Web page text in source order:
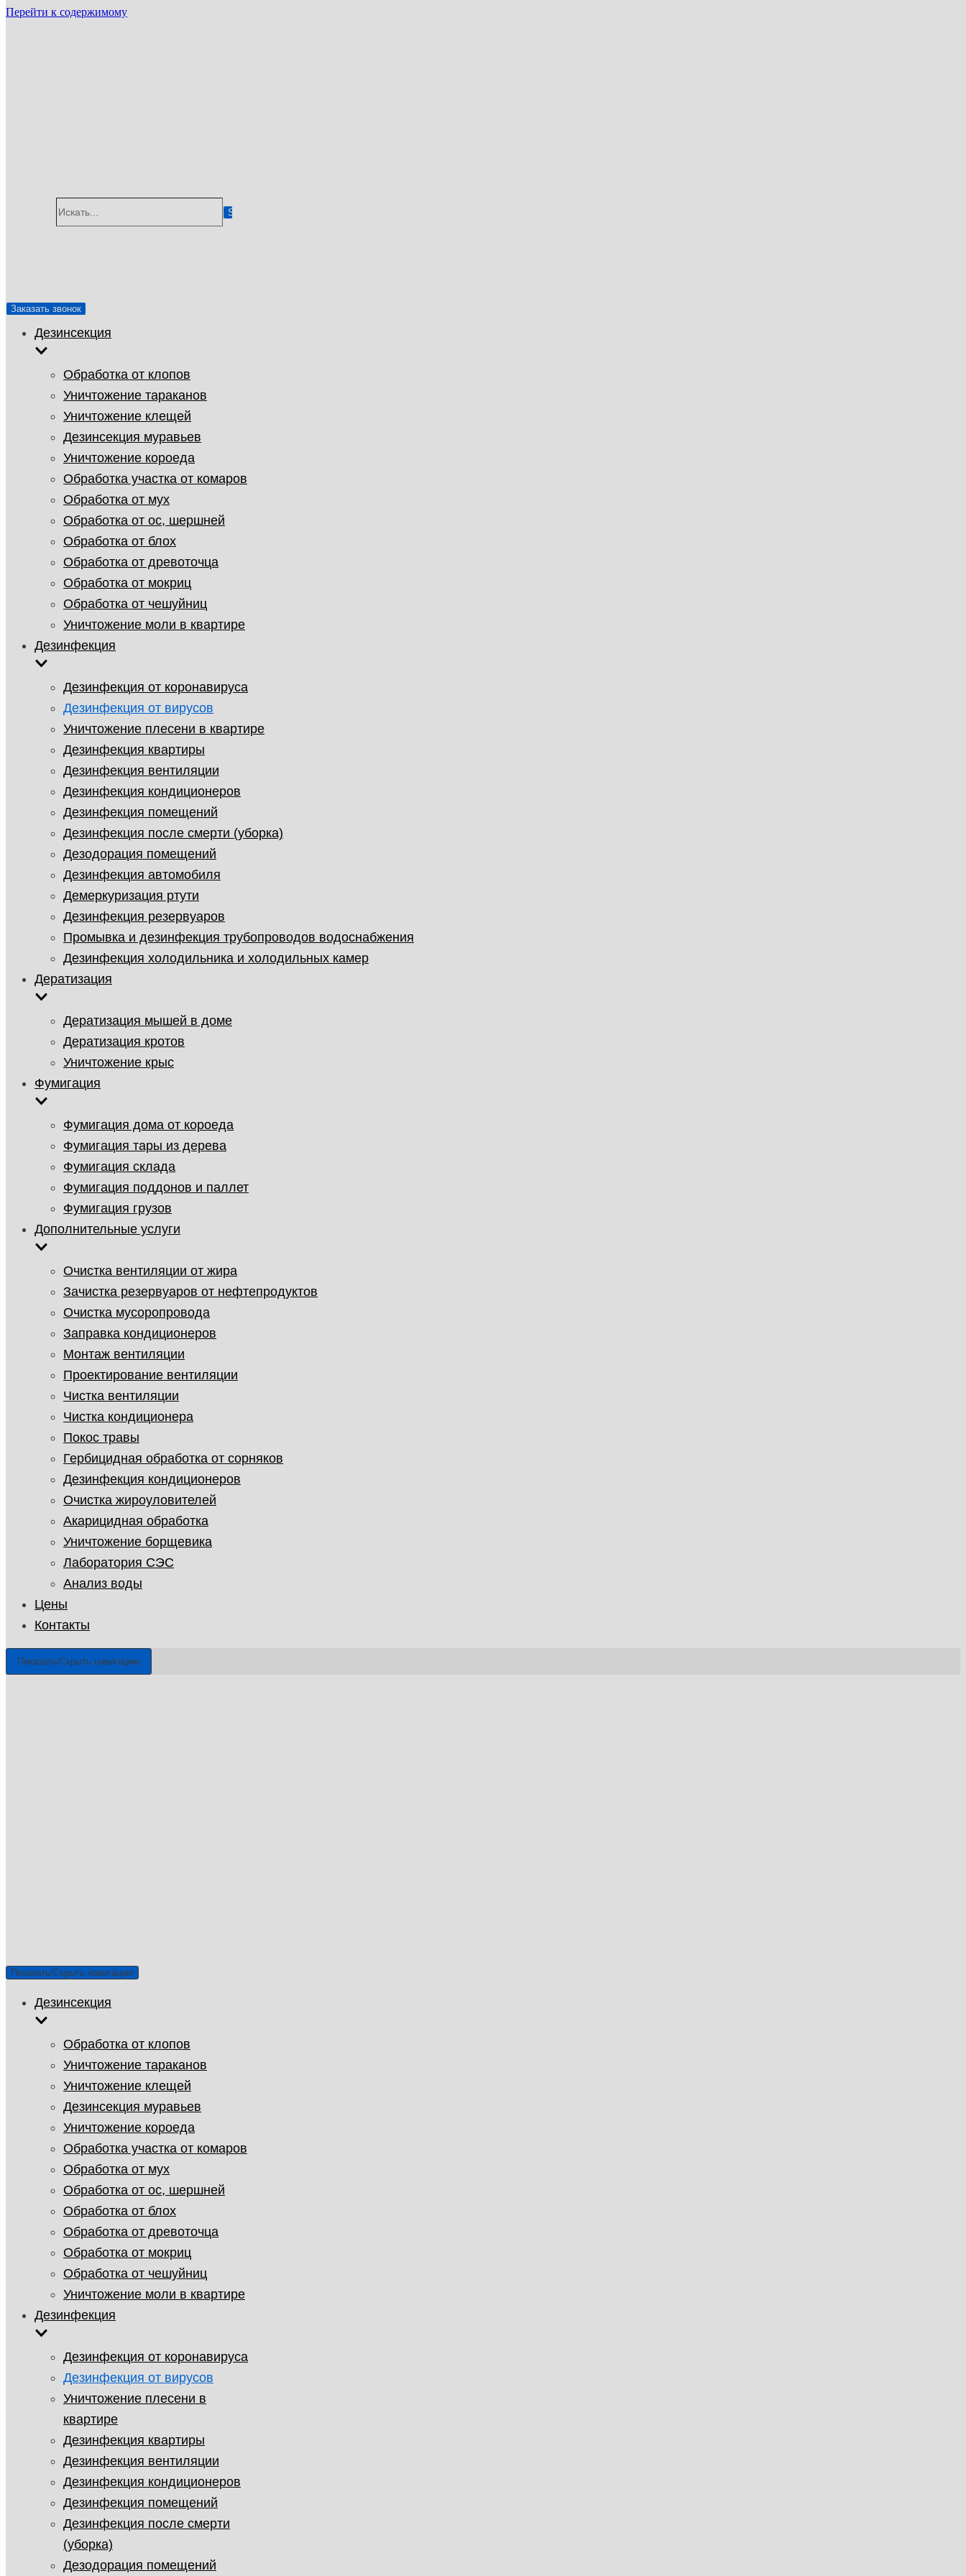
Перейти к содержимому
Заказать звонок
Дезинсекция
Обработка от клопов
Уничтожение тараканов
Уничтожение клещей
Дезинсекция муравьев
Уничтожение короеда
Обработка участка от комаров
Обработка от мух
Обработка от ос, шершней
Обработка от блох
Обработка от древоточца
Обработка от мокриц
Обработка от чешуйниц
Уничтожение моли в квартире
Дезинфекция
Дезинфекция от коронавируса
Дезинфекция от вирусов
Уничтожение плесени в квартире
Дезинфекция квартиры
Дезинфекция вентиляции
Дезинфекция кондиционеров
Дезинфекция помещений
Дезинфекция после смерти (уборка)
Дезодорация помещений
Дезинфекция автомобиля
Демеркуризация ртути
Дезинфекция резервуаров
Промывка и дезинфекция трубопроводов водоснабжения
Дезинфекция холодильника и холодильных камер
Дератизация
Дератизация мышей в доме
Дератизация кротов
Уничтожение крыс
Фумигация
Фумигация дома от короеда
Фумигация тары из дерева
Фумигация склада
Фумигация поддонов и паллет
Фумигация грузов
Дополнительные услуги
Очистка вентиляции от жира
Зачистка резервуаров от нефтепродуктов
Очистка мусоропровода
Заправка кондиционеров
Монтаж вентиляции
Проектирование вентиляции
Чистка вентиляции
Чистка кондиционера
Покос травы
Гербицидная обработка от сорняков
Дезинфекция кондиционеров
Очистка жироуловителей
Акарицидная обработка
Уничтожение борщевика
Лаборатория СЭС
Анализ воды
Цены
Контакты
Показать/Скрыть навигацию
Показать/Скрыть навигацию
Дезинсекция
Обработка от клопов
Уничтожение тараканов
Уничтожение клещей
Дезинсекция муравьев
Уничтожение короеда
Обработка участка от комаров
Обработка от мух
Обработка от ос, шершней
Обработка от блох
Обработка от древоточца
Обработка от мокриц
Обработка от чешуйниц
Уничтожение моли в квартире
Дезинфекция
Дезинфекция от коронавируса
Дезинфекция от вирусов
Уничтожение плесени в
квартире
Дезинфекция квартиры
Дезинфекция вентиляции
Дезинфекция кондиционеров
Дезинфекция помещений
Дезинфекция после смерти
(уборка)
Дезодорация помещений